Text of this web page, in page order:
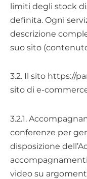
limiti degli stock
definita. Ogni
descrizione
suo sito
3.2. Il sito https://
sito di e-
3.2.1.
conferenze per
disposizione
video su